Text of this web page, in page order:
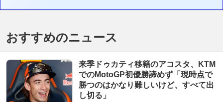
おすすめのニュース
来季ドゥカティ移籍のアコスタ、KTM
でのMotoGP初優勝諦めず「現時点で
勝つのはかなり難しいけど、すべて出
し切る」